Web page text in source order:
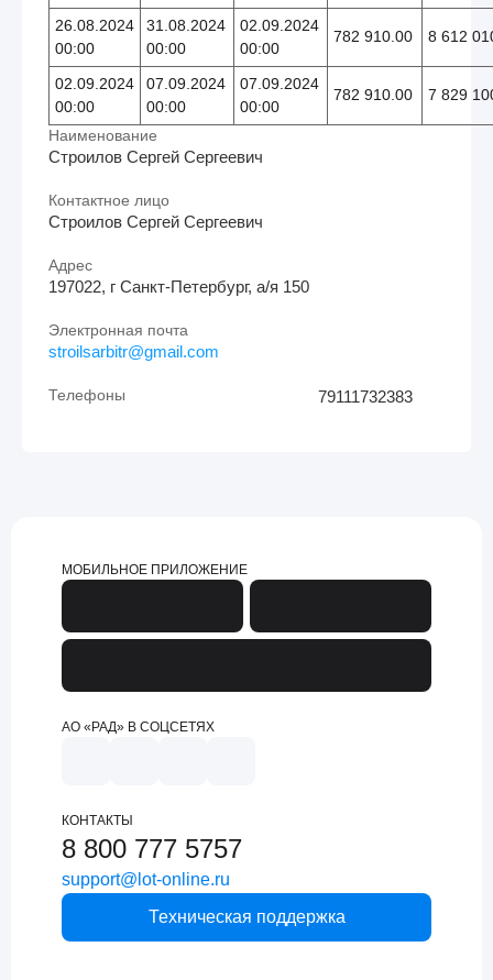
26.08.2024
00:00
31.08.2024
00:00
02.09.2024
00:00
782 910.00 8 612
02.09.2024
00:00
07.09.2024
00:00
07.09.2024
00:00
782 910.00 7 829
Наименование
Строилов Сергей Сергеевич
Контактное лицо
Строилов Сергей Сергеевич
Адрес
197022, г Санкт-Петербург, а/я 150
Электронная почта
stroilsarbitr@gmail.com
Телефоны 79111732383
МОБИЛЬНОЕ ПРИЛОЖЕНИЕ
АО «РАД» В СОЦСЕТЯХ
КОНТАКТЫ
8 800 777 5757
support@lot-online.ru
Техническая поддержка